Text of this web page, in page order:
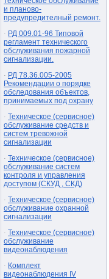
и планово-
предупредителный ремонт.
· РД 009.01-96 Типовой
регламент технического
обслуживания пожарной
сигнализации.
· РД 78.36.005-2005
Рекомендации о порядке
обследования объектов,
принимаемых под охрану
· Техническое (сервисное)
обслуживание средств и
систем тревожной
сигнализации
· Техническое (сервисное)
обслуживание систем
контроля и управления
доступом (СКУД , СКД)
· Техническое (сервисное)
обслуживание охранной
сигнализации
· Техническое (сервисное)
обслуживание
видеонаблюдения
· Комплект
видеонаблюдения IV